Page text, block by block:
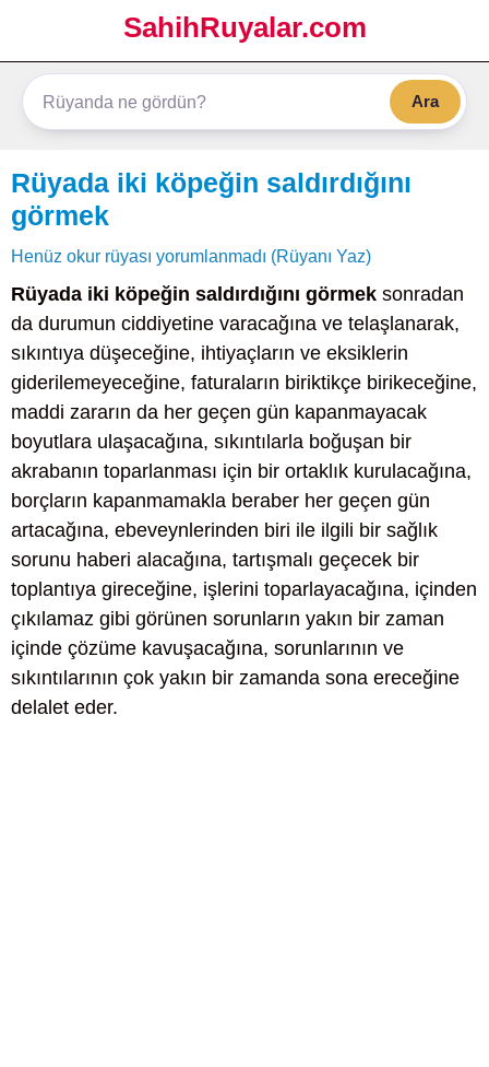
SahihRuyalar.com
Ara
Rüyada iki köpeğin saldırdığını
görmek
Henüz okur rüyası yorumlanmadı (Rüyanı Yaz)
Rüyada iki köpeğin saldırdığını görmek sonradan
da durumun ciddiyetine varacağına ve telaşlanarak,
sıkıntıya düşeceğine, ihtiyaçların ve eksiklerin
giderilemeyeceğine, faturaların biriktikçe birikeceğine,
maddi zararın da her geçen gün kapanmayacak
boyutlara ulaşacağına, sıkıntılarla boğuşan bir
akrabanın toparlanması için bir ortaklık kurulacağına,
borçların kapanmamakla beraber her geçen gün
artacağına, ebeveynlerinden biri ile ilgili bir sağlık
sorunu haberi alacağına, tartışmalı geçecek bir
toplantıya gireceğine, işlerini toparlayacağına, içinden
çıkılamaz gibi görünen sorunların yakın bir zaman
içinde çözüme kavuşacağına, sorunlarının ve
sıkıntılarının çok yakın bir zamanda sona ereceğine
delalet eder.